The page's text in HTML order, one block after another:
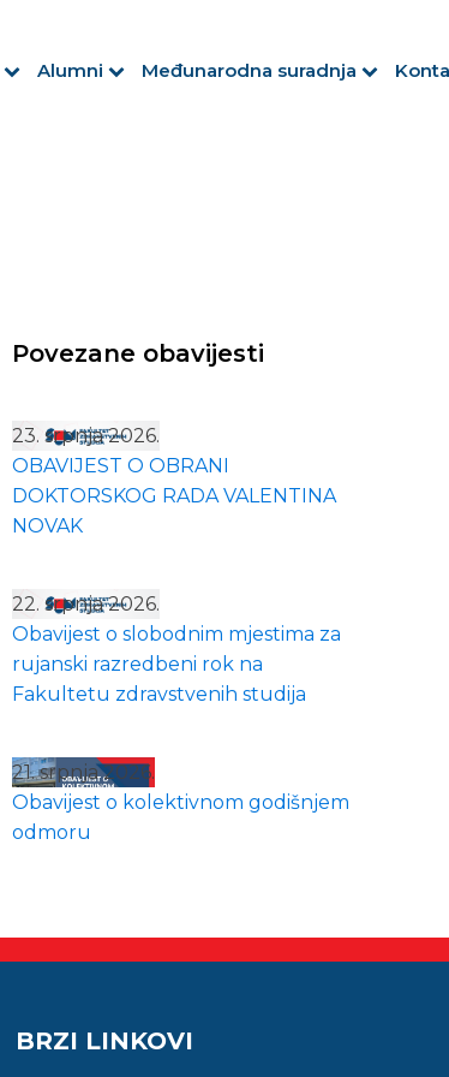
Alumni Međunarodna suradnja
Povezane obavijesti
23. srpnja 2026.
OBAVIJEST O OBRANI
DOKTORSKOG RADA VALENTINA
NOVAK
22. srpnja 2026.
Obavijest o slobodnim mjestima za
rujanski razredbeni rok na
Fakultetu zdravstvenih studija
21. srpnja 2026.
Obavijest o kolektivnom godišnjem
odmoru
BRZI LINKOVI